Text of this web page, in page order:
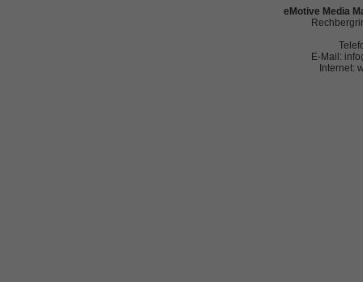
eMotive Media
E-Mail:
Internet: